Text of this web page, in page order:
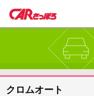
クロムオート